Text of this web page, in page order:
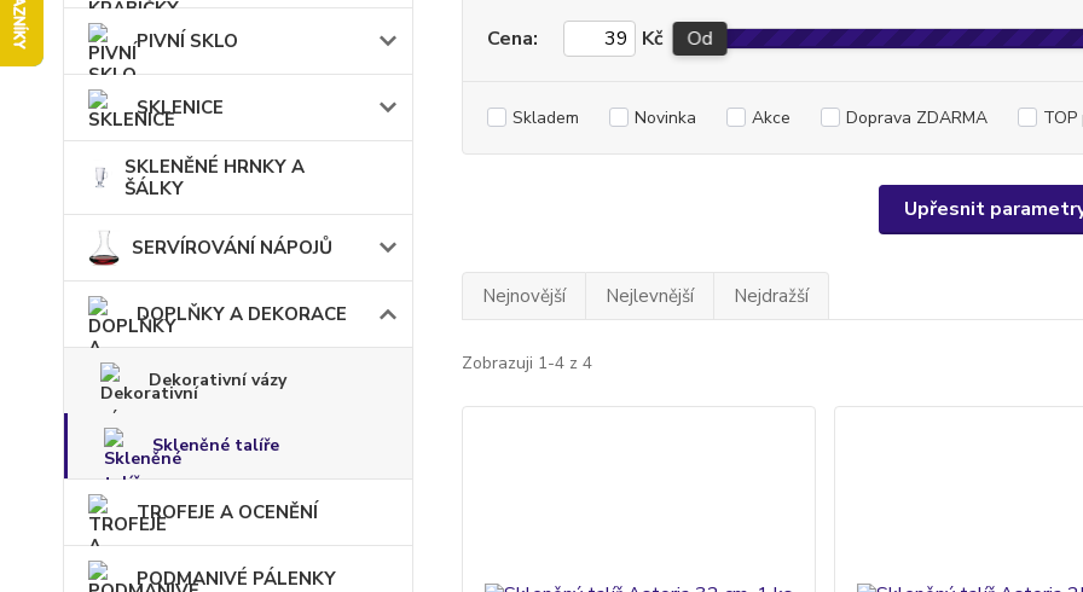
PIVNÍ SKLO
SKLENICE
SKLENĚNÉ HRNKY A
ŠÁLKY
SERVÍROVÁNÍ NÁPOJŮ
DOPLŇKY A DEKORACE
Dekorativní vázy
Skleněné talíře
TROFEJE A OCENĚNÍ
PODMANIVÉ PÁLENKY
Upřesnit
Cena: Kč Od
Skladem Novinka Akce Doprava ZDARMA
Nejnovější Nejlevnější Nejdražší
Zobrazuji 1-4 z 4